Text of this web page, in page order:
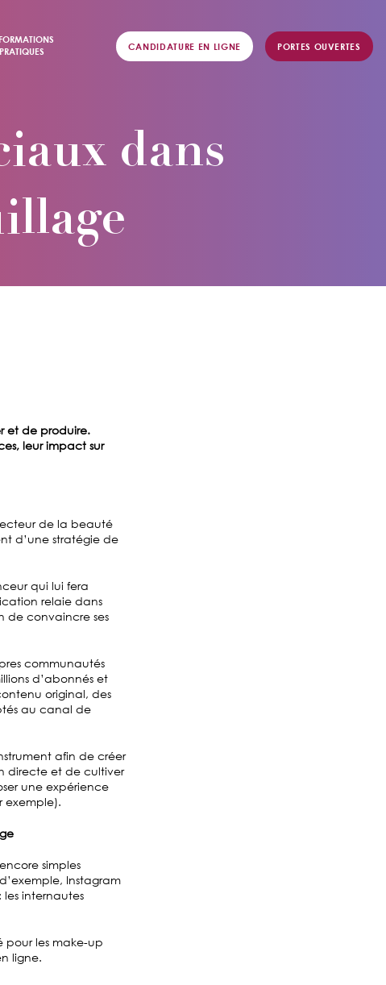
PRATIQUES
CANDIDATURE EN LIGNE PORTES OUVERTES
dans
et de produire.
leur impact sur
de la beauté
d’une stratégie de
qui lui fera
relaie dans
de convaincre ses
communautés
d’abonnés et
original, des
au canal de
afin de créer
directe et de cultiver
une expérience
exemple).
simples
Instagram
les internautes
pour les make-up
ligne.